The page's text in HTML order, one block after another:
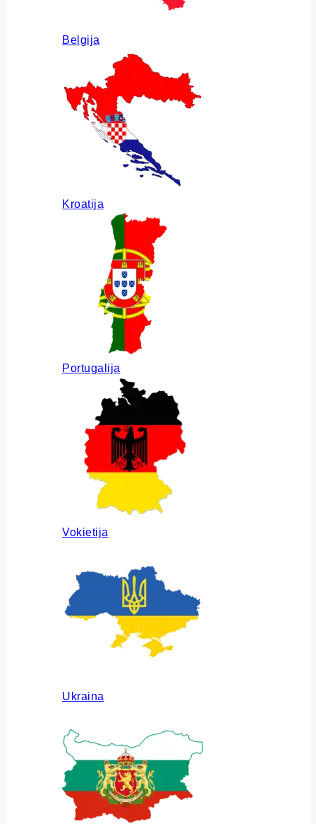
Belgija
Kroatija
Portugalija
Vokietija
Ukraina